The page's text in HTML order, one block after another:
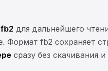
для дальнейшего
Формат fb2 сохраняет
сразу без скачивания